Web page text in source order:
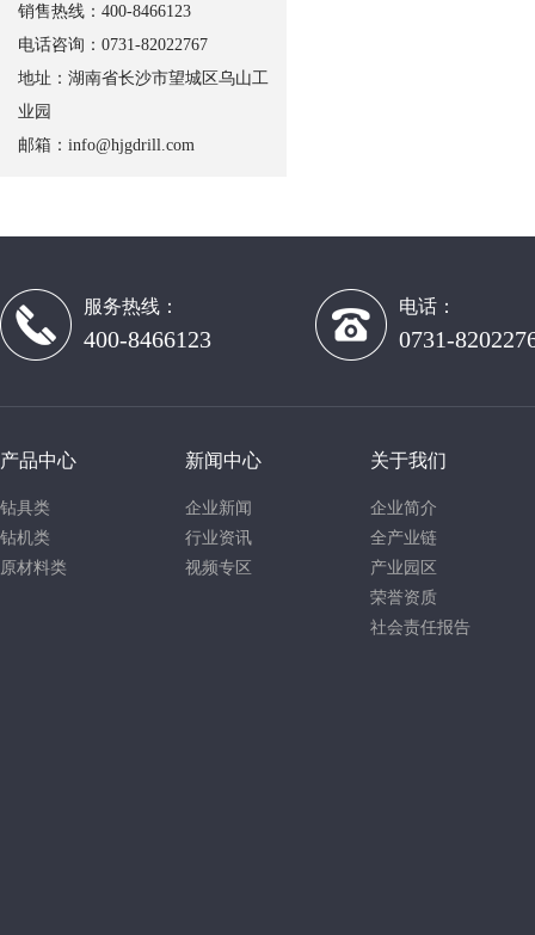
销售热线：400-8466123
电话咨询：0731-82022767
地址：湖南省长沙市望城区乌山工
业园
邮箱： info@hjgdrill.com
服务热线：
400-8466123
电话：
0731-
产品中心
钻具类
钻机类
原材料类
新闻中心
企业新闻
行业资讯
视频专区
关于我们
企业简介
全产业链
产业园区
荣誉资质
社会责任报告